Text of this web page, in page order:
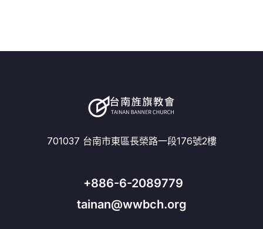
701037 台南市東區長榮路一段176號2樓
+886-6-2089779
tainan@wwbch.org